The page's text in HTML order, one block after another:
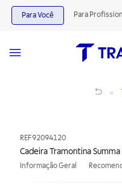
Para Você Para
REF92094120
Cadeira Tramontina
Informação Geral